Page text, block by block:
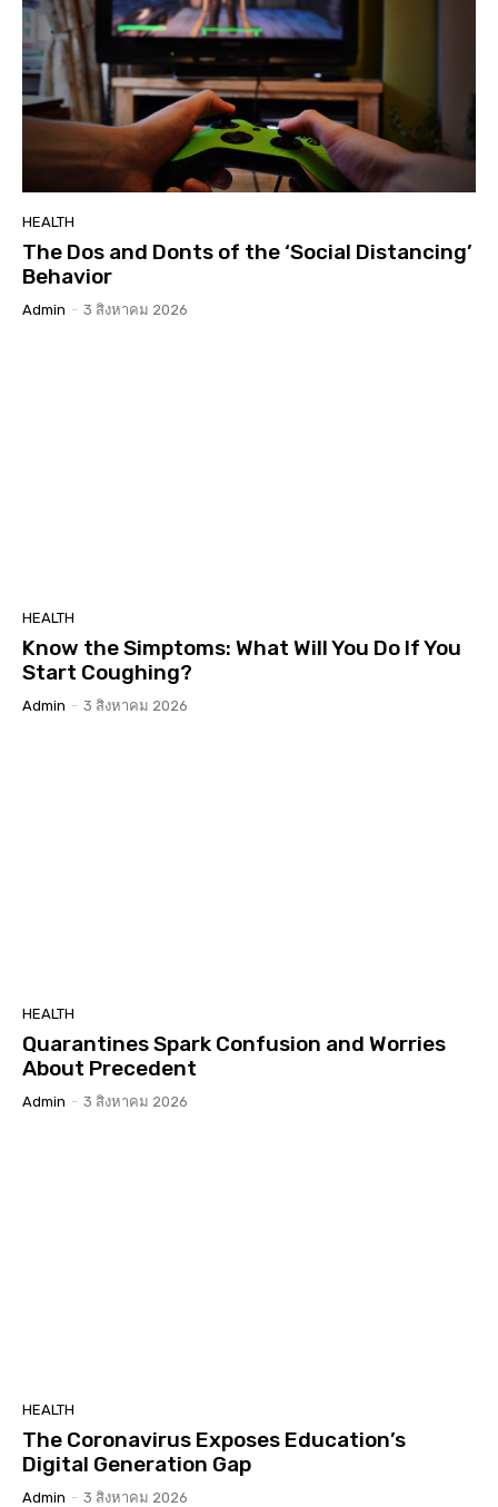
HEALTH
The Dos and Donts of the ‘Social Distancing’
Behavior
Admin - 3 สิงหาคม 2026
HEALTH
Know the Simptoms: What Will You Do If You
Start Coughing?
Admin - 3 สิงหาคม 2026
HEALTH
Quarantines Spark Confusion and Worries
About Precedent
Admin - 3 สิงหาคม 2026
HEALTH
The Coronavirus Exposes Education’s
Digital Generation Gap
Admin - 3 สิงหาคม 2026